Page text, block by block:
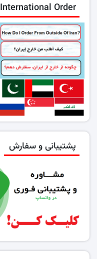
International Order
پشتیبانی و سفارش